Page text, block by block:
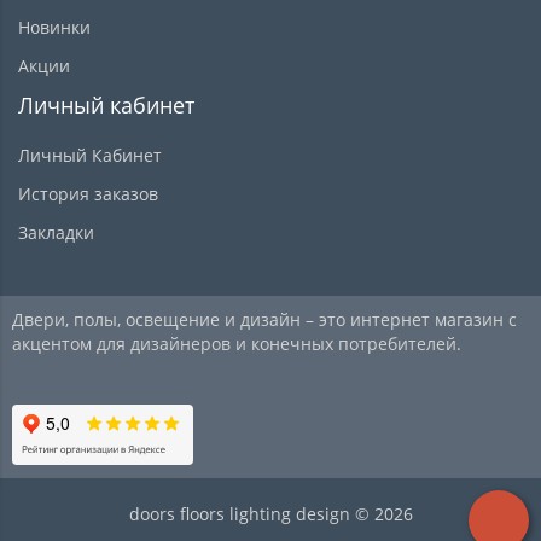
Новинки
Акции
Личный кабинет
Личный Кабинет
История заказов
Закладки
Двери, полы, освещение и дизайн – это интернет магазин с
акцентом для дизайнеров и конечных потребителей.
doors floors lighting design © 2026